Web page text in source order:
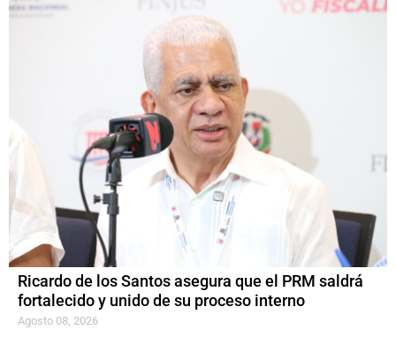
Ricardo de los Santos asegura que el PRM saldrá
fortalecido y unido de su proceso interno
Agosto 08, 2026